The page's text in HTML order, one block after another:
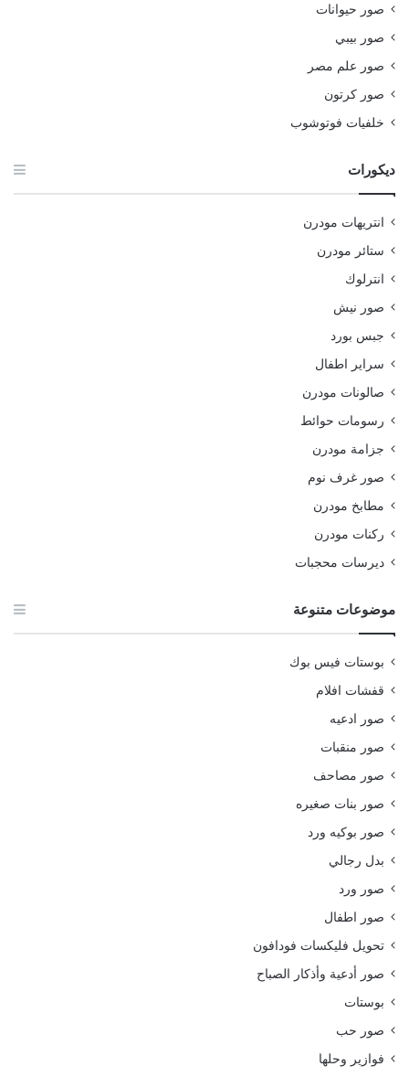
صور حيوانات
صور بيبي
صور علم مصر
صور كرتون
خلفيات فوتوشوب
ديكورات
انتريهات مودرن
ستائر مودرن
انترلوك
صور نيش
جبس بورد
سراير اطفال
صالونات مودرن
رسومات حوائط
جزامة مودرن
صور غرف نوم
مطابخ مودرن
ركنات مودرن
ديرسات محجبات
موضوعات متنوعة
بوستات فيس بوك
قفشات افلام
صور ادعيه
صور منقبات
صور مصاحف
صور بنات صغيره
صور بوكيه ورد
بدل رجالي
صور ورد
صور اطفال
تحويل فليكسات فودافون
صور أدعية وأذكار الصباح
بوستات
صور حب
فوازير وحلها